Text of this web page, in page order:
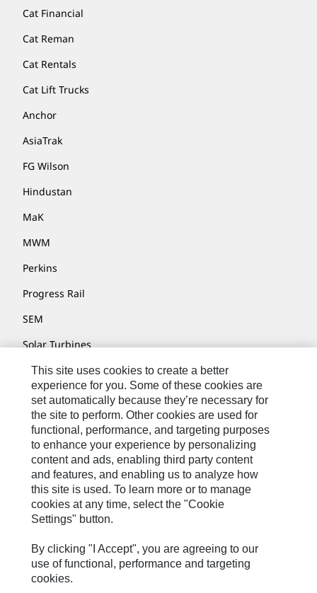
Cat Financial
Cat Reman
Cat Rentals
Cat Lift Trucks
Anchor
AsiaTrak
FG Wilson
Hindustan
MaK
MWM
Perkins
Progress Rail
SEM
Solar Turbines
SPM Oil & Gas
Turner Powertrain Systems
Kontakt/Imprint
Sitemap
Cookie Settings
Rechtliche Hinweise
Datenschutzerklärung
Cat.com
This site uses cookies to create a better
experience for you. Some of these cookies are
set automatically because they’re necessary for
the site to perform. Other cookies are used for
functional, performance, and targeting purposes
to enhance your experience by personalizing
content and ads, enabling third party content
and features, and enabling us to analyze how
this site is used. To learn more or to manage
cookies at any time, select the "Cookie
Settings" button.
By clicking "I Accept", you are agreeing to our
use of functional, performance and targeting
cookies.